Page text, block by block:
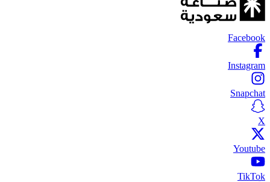
Facebook
Instagram
Snapchat
X
Youtube
TikTok